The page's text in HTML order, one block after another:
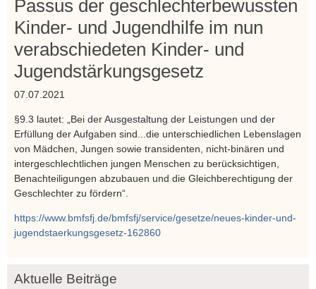
Passus der geschlechterbewussten
Kinder- und Jugendhilfe im nun
verabschiedeten Kinder- und
Jugendstärkungsgesetz
07.07.2021
§9.3 lautet: „Bei der Ausgestaltung der Leistungen und der
Erfüllung der Aufgaben sind...die unterschiedlichen Lebenslagen
von Mädchen, Jungen sowie transidenten, nicht-binären und
intergeschlechtlichen jungen Menschen zu berücksichtigen,
Benachteiligungen abzubauen und die Gleichberechtigung der
Geschlechter zu fördern“.
https://www.bmfsfj.de/bmfsfj/service/gesetze/neues-kinder-und-
jugendstaerkungsgesetz-162860
Aktuelle Beiträge